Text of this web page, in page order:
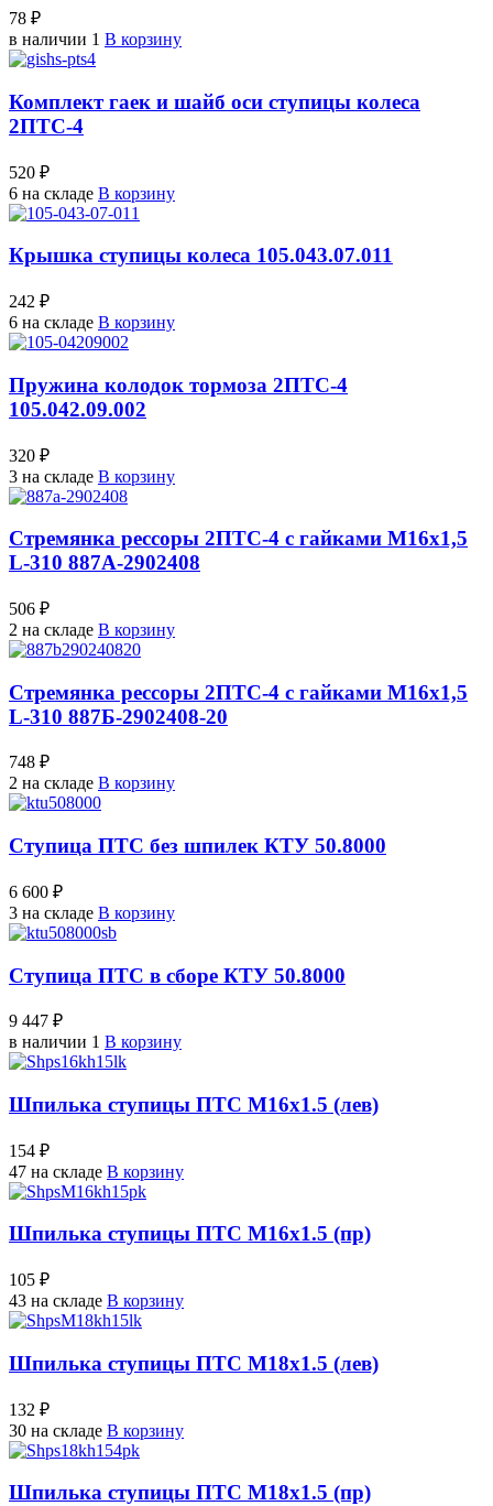
78 ₽
в наличии 1 В корзину
Комплект гаек и шайб оси ступицы колеса
2ПТС-4
520 ₽
6 на складе В корзину
Крышка ступицы колеса 105.043.07.011
242 ₽
6 на складе В корзину
Пружина колодок тормоза 2ПТС-4
105.042.09.002
320 ₽
3 на складе В корзину
Стремянка рессоры 2ПТС-4 с гайками М16х1,5
L-310 887А-2902408
506 ₽
2 на складе В корзину
Стремянка рессоры 2ПТС-4 с гайками М16х1,5
L-310 887Б-2902408-20
748 ₽
2 на складе В корзину
Ступица ПТС без шпилек КТУ 50.8000
6 600 ₽
3 на складе В корзину
Ступица ПТС в сборе КТУ 50.8000
9 447 ₽
в наличии 1 В корзину
Шпилька ступицы ПТС М16х1.5 (лев)
154 ₽
47 на складе В корзину
Шпилька ступицы ПТС М16х1.5 (пр)
105 ₽
43 на складе В корзину
Шпилька ступицы ПТС М18х1.5 (лев)
132 ₽
30 на складе В корзину
Шпилька ступицы ПТС М18х1.5 (пр)